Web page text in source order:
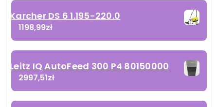
Karcher DS 6 1.195-220.0
1198,99zł
Leitz IQ AutoFeed 300 P4 80150000
2997,51zł